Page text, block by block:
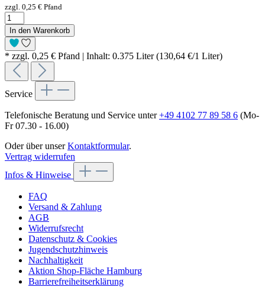
zzgl. 0,25 € Pfand
In den Warenkorb
* zzgl. 0,25 € Pfand | Inhalt: 0.375 Liter (130,64 €/1 Liter)
Service
Telefonische Beratung und Service unter+49 4102 77 89 58 6 (Mo-
Fr 07.30 - 16.00)
Oder über unserKontaktformular.
Vertrag widerrufen
Infos & Hinweise
FAQ
Versand & Zahlung
AGB
Widerrufsrecht
Datenschutz & Cookies
Jugendschutzhinweis
Nachhaltigkeit
Aktion Shop-Fläche Hamburg
Barrierefreiheitserklärung